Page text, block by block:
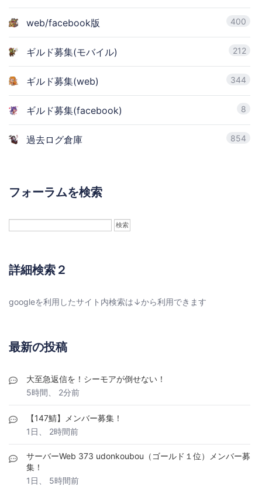
web/facebook版 400
ギルド募集(モバイル) 212
ギルド募集(web) 344
ギルド募集(facebook) 8
過去ログ倉庫 854
フォーラムを検索
詳細検索２
googleを利用したサイト内検索は↓から利用できます
最新の投稿
大至急返信を！シーモアが倒せない！
5時間、 2分前
【147鯖】メンバー募集！
1日、 2時間前
サーバーWeb 373 udonkoubou（ゴールド１位）メンバー募
集！
1日、 5時間前